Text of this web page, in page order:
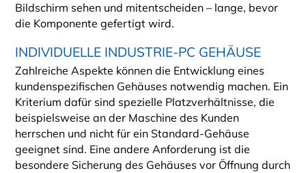
Bildschirm sehen und mitentscheiden – lange, bevor
die Komponente gefertigt wird.
INDIVIDUELLE INDUSTRIE-PC GEHÄUSE
Zahlreiche Aspekte können die Entwicklung eines
kundenspezifischen Gehäuses notwendig machen. Ein
Kriterium dafür sind spezielle Platzverhältnisse, die
beispielsweise an der Maschine des Kunden
herrschen und nicht für ein Standard-Gehäuse
geeignet sind. Eine andere Anforderung ist die
besondere Sicherung des Gehäuses vor Öffnung durch